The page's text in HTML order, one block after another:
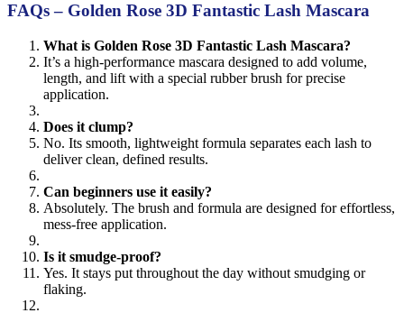
FAQs – Golden Rose 3D Fantastic Lash Mascara
What is Golden Rose 3D Fantastic Lash Mascara?
It’s a high-performance mascara designed to add volume,
length, and lift with a special rubber brush for precise
application.
Does it clump?
No. Its smooth, lightweight formula separates each lash to
deliver clean, defined results.
Can beginners use it easily?
Absolutely. The brush and formula are designed for effortless,
mess-free application.
Is it smudge-proof?
Yes. It stays put throughout the day without smudging or
flaking.